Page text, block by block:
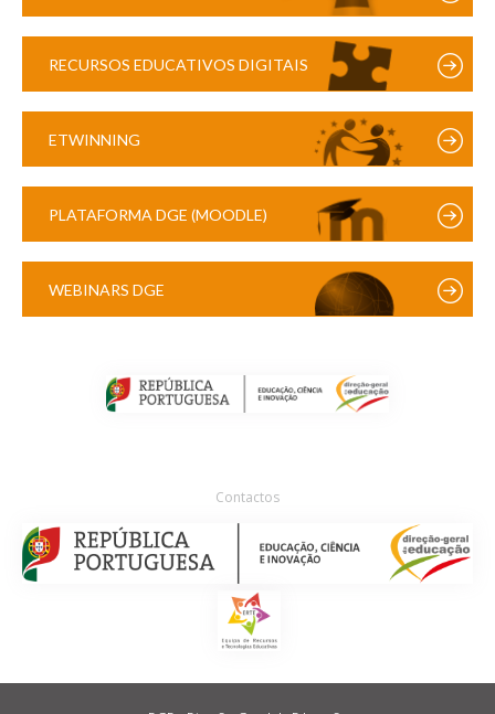
RECURSOS EDUCATIVOS DIGITAIS
ETWINNING
PLATAFORMA DGE (MOODLE)
WEBINARS DGE
Contactos